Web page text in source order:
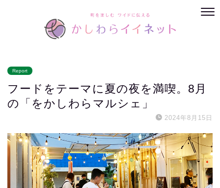
Report
フードをテーマに夏の夜を満喫。8月
の「をかしわらマルシェ」
2024年8月15日